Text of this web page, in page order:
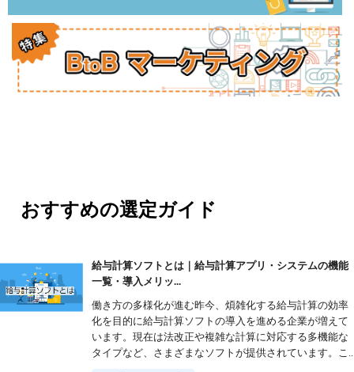
おすすめの選定ガイド
給与計算ソフトとは｜給与計算アプリ・システムの機能
一覧・導入メリッ...
働き方の多様化が進む昨今、煩雑化する給与計算の効率
化を目的に給与計算ソフトの導入を進める企業が増えて
います。現在は法改正や複雑な計算に対応する多機能な
タイプなど、さまざまなソフトが提供されています。こ